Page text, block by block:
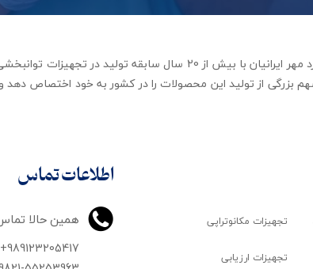
اطلاعات تماس
همین حالا
+989123205417
شرکت تجهیزات توانبخشی رهاورد مهر ایرانیان با بیش از
بزرگی از تولید این محصولات را در کشور به خود اختصاص دهد
تجهیزات مکانوتراپی
تجهیزات ارزیابی